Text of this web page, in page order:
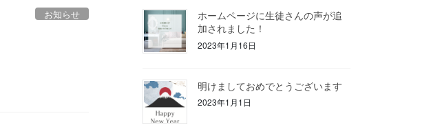
お知らせ
ホームページに生徒さんの声が追
加されました！
2023年1月16日
明けましておめでとうございます
2023年1月1日